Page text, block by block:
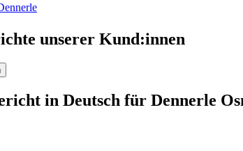
unserer Kund:innen
in Deutsch für Dennerle